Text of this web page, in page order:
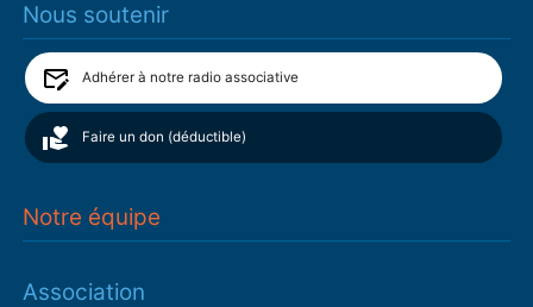
Nous soutenir
Adhérer à notre radio associative
Faire un don (déductible)
Notre équipe
Association